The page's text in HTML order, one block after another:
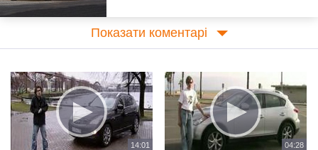
Показати коментарі
14:01 04:28